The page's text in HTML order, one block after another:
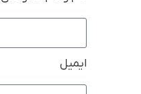
ایمیل